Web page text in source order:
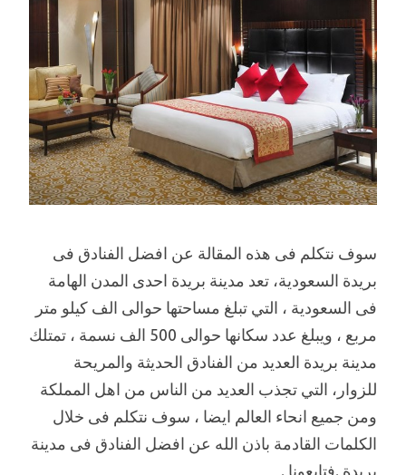
سوف نتكلم فى هذه المقالة عن افضل الفنادق فى
بريدة السعودية، تعد مدينة بريدة احدى المدن الهامة
فى السعودية ، التي تبلغ مساحتها حوالى الف كيلو متر
مربع ، ويبلغ عدد سكانها حوالى 500 الف نسمة ، تمتلك
مدينة بريدة العديد من الفنادق الحديثة والمريحة
للزوار، التي تجذب العديد من الناس من اهل المملكة
ومن جميع انحاء العالم ايضا ، سوف نتكلم فى خلال
الكلمات القادمة باذن الله عن افضل الفنادق فى مدينة
بريدة .فتابعونا .